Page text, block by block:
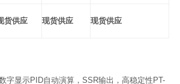
货供应 现货供应 现货供应
字显示PID自动演算，SSR输出，高稳定性PT-